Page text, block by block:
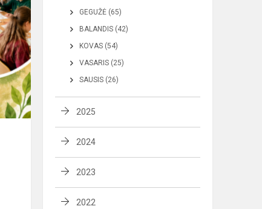
GEGUŽĖ (65)
BALANDIS (42)
KOVAS (54)
VASARIS (25)
SAUSIS (26)
2025
2024
2023
2022